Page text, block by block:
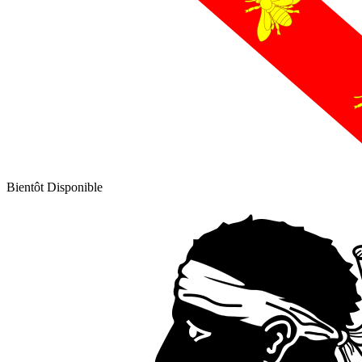
Bientôt Disponible